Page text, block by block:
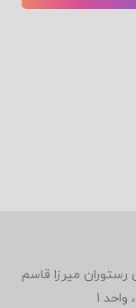
فروردین، روبروی رستوران میرزا قاسم
1